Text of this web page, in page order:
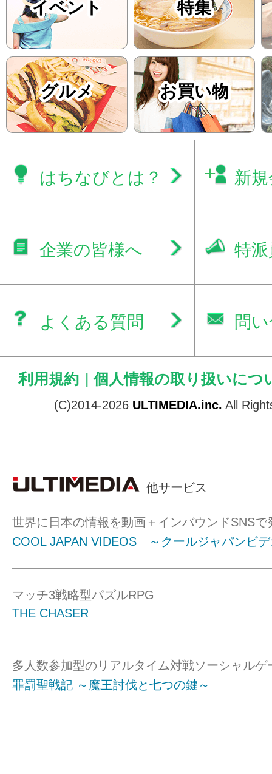
イベント 特集
グルメ お買い物
はちなびとは？ 新
企業の皆様へ 特
よくある質問 問
利用規約 | 個人情報の取り扱いにつ
(C)2014-2026 ULTIMEDIA.inc. All
他サービス
世界に日本の情報を動画＋インバウンドSNSで
COOL JAPAN VIDEOS ～クールジャパンビ
マッチ3戦略型パズルRPG
THE CHASER
多人数参加型のリアルタイム対戦ソーシャルゲ
罪罰聖戦記 ～魔王討伐と七つの鍵～